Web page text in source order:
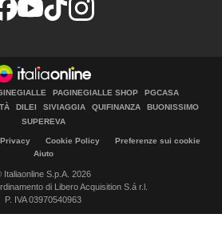
PAGINEGIALLE SHOP
PGCASA
DILEI SIVIAGGIA QUIFINANZA
BUONISSIMO
SUPEREVA
Privacy Cookie Policy
Preferenze sui cookie
Aiuto
Italiaonline S.p.A. 2026
di Libero Acquisition S.á r.l.
P. IVA 03970540963